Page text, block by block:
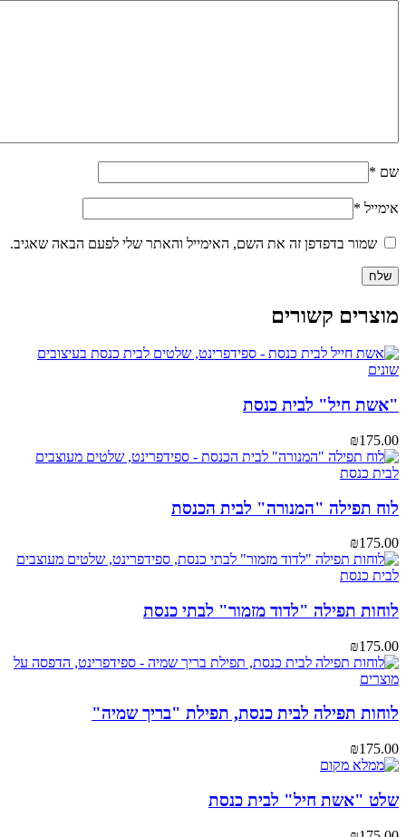
שם *
אימייל *
שמור בדפדפן זה את השם, האימייל והאתר שלי לפעם הבאה שאגיב.
מוצרים קשורים
"אשת חיל" לבית כנסת
₪175.00
לוח תפילה "המנורה" לבית הכנסת
₪175.00
לוחות תפילה "לדוד מזמור" לבתי כנסת
₪175.00
לוחות תפילה לבית כנסת, תפילת "בריך שמיה"
₪175.00
שלט "אשת חיל" לבית כנסת